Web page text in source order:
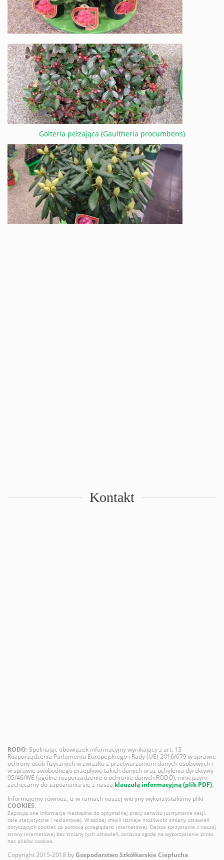
Golteria pełzająca (Gaultheria procumbens)
Kontakt
RODO: Spełniając obowiązek informacyjny wynikający z art. 13
Rozporządzenia Parlamentu Europejskiego i Rady (UE) 2016/679 w sprawie
ochrony osób fizycznych w związku z przetwarzaniem danych osobowych i
w sprawie swobodnego przepływu takich danych oraz uchylenia dyrektywy
95/46/WE (ogólne rozporządzenie o ochronie danych RODO), niniejszym
zachęcamy do zapoznania się z naszą klauzulą informacyjną (plik PDF).
Informujemy również, iż w ramach naszej witryny wykorzystaliśmy pliki
COOKIES.
Zapisują one informacje niezbędne do optymalnej pracy serwisu (utrzymanie sesji,
cele statystyczne i reklamowe). W każdej chwili istnieje możliwość zmiany ustawień
dotyczących cookies za pomocą przeglądarki internetowej. Dalsze korzystanie z naszej
strony internetowej bez zmiany tych ustawień, oznacza zgodę na wykorzystanie przez
nas plików cookies.
Copyright 2015-2018 byGospodarstwo Szkółkarskie Ciepłucha